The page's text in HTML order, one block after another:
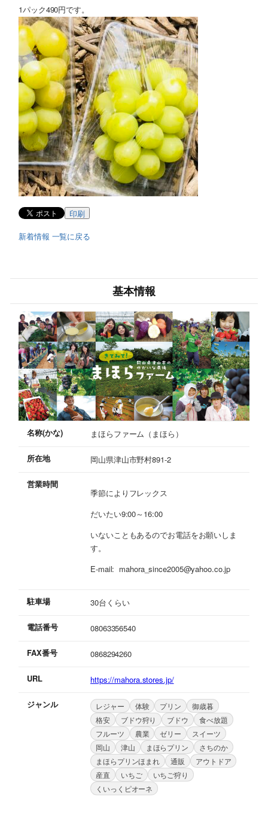
1パック490円です。
印刷
新着情報 一覧に戻る
基本情報
名称(かな) まほらファーム（まほら）
所在地 岡山県津山市野村891-2
営業時間
季節によりフレックス
だいたい9:00～16:00
いないこともあるのでお電話をお願いしま
す。
E-mail: mahora_since2005@yahoo.co.jp
駐車場 30台くらい
電話番号 08063356540
FAX番号 0868294260
URL https://mahora.stores.jp/
ジャンル レジャー 体験 プリン
御歳暮
格安
ブドウ狩り ブドウ
食べ放題
フルーツ
農業 ゼリー
スイーツ
岡山
津山 まほらプリン
さちのか
まほらプリンほまれ
通販
アウトドア
産直
いちご
いちご狩り
くいっくピオーネ